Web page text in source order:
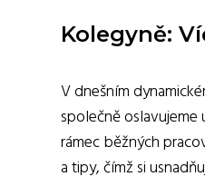
Kolegyně:
V dnešním
společně oslavujeme
rámec běžných
a tipy, čímž si